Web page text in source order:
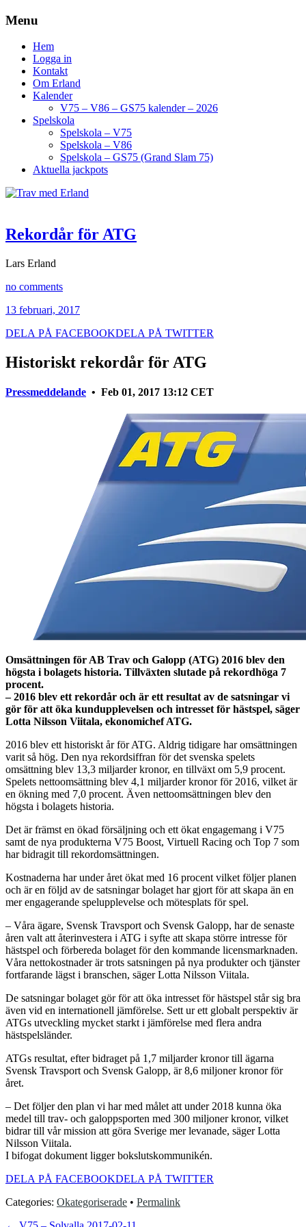
Menu
Hem
Logga in
Kontakt
Om Erland
Kalender
V75 – V86 – GS75 kalender – 2026
Spelskola
Spelskola – V75
Spelskola – V86
Spelskola – GS75 (Grand Slam 75)
Aktuella jackpots
Rekordår för ATG
Lars Erland
no comments
13 februari, 2017
DELA PÅ FACEBOOKDELA PÅ TWITTER
Historiskt rekordår för ATG
Pressmeddelande • Feb 01, 2017 13:12 CET
Omsättningen för AB Trav och Galopp (ATG) 2016 blev den
högsta i bolagets historia. Tillväxten slutade på rekordhöga 7
procent.
– 2016 blev ett rekordår och är ett resultat av de satsningar vi
gör för att öka kundupplevelsen och intresset för hästspel, säger
Lotta Nilsson Viitala, ekonomichef ATG.
2016 blev ett historiskt år för ATG. Aldrig tidigare har omsättningen
varit så hög. Den nya rekordsiffran för det svenska spelets
omsättning blev 13,3 miljarder kronor, en tillväxt om 5,9 procent.
Spelets nettoomsättning blev 4,1 miljarder kronor för 2016, vilket är
en ökning med 7,0 procent. Även nettoomsättningen blev den
högsta i bolagets historia.
Det är främst en ökad försäljning och ett ökat engagemang i V75
samt de nya produkterna V75 Boost, Virtuell Racing och Top 7 som
har bidragit till rekordomsättningen.
Kostnaderna har under året ökat med 16 procent vilket följer planen
och är en följd av de satsningar bolaget har gjort för att skapa än en
mer engagerande spelupplevelse och mötesplats för spel.
– Våra ägare, Svensk Travsport och Svensk Galopp, har de senaste
åren valt att återinvestera i ATG i syfte att skapa större intresse för
hästspel och förbereda bolaget för den kommande licensmarknaden.
Våra nettokostnader är trots satsningen på nya produkter och tjänster
fortfarande lägst i branschen, säger Lotta Nilsson Viitala.
De satsningar bolaget gör för att öka intresset för hästspel står sig bra
även vid en internationell jämförelse. Sett ur ett globalt perspektiv är
ATGs utveckling mycket starkt i jämförelse med flera andra
hästspelsländer.
ATGs resultat, efter bidraget på 1,7 miljarder kronor till ägarna
Svensk Travsport och Svensk Galopp, är 8,6 miljoner kronor för
året.
– Det följer den plan vi har med målet att under 2018 kunna öka
medel till trav- och galoppsporten med 300 miljoner kronor, vilket
bidrar till vår mission att göra Sverige mer levanade, säger Lotta
Nilsson Viitala.
I bifogat dokument ligger bokslutskommunikén.
DELA PÅ FACEBOOKDELA PÅ TWITTER
Categories: Okategoriserade • Permalink